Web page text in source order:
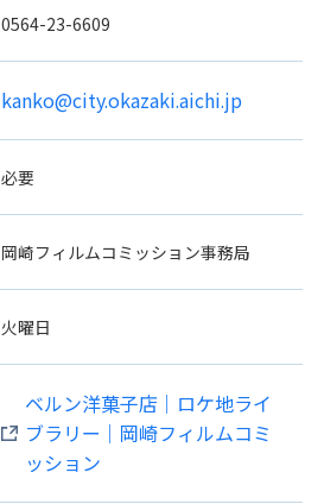
0564-23-6609
kanko@city.okazaki.aichi.jp
必要
岡崎フィルムコミッション事務局
火曜日
ベルン洋菓子店｜ロケ地ライ
ブラリー｜岡崎フィルムコミ
ッション